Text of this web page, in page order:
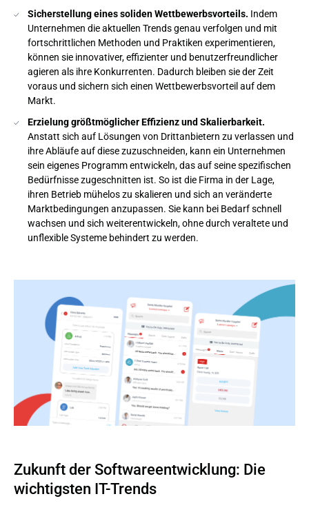
Sicherstellung eines soliden Wettbewerbsvorteils. Indem
Unternehmen die aktuellen Trends genau verfolgen und mit
fortschrittlichen Methoden und Praktiken experimentieren,
können sie innovativer, effizienter und benutzerfreundlicher
agieren als ihre Konkurrenten. Dadurch bleiben sie der Zeit
voraus und sichern sich einen Wettbewerbsvorteil auf dem
Markt.
Erzielung größtmöglicher Effizienz und Skalierbarkeit.
Anstatt sich auf Lösungen von Drittanbietern zu verlassen und
ihre Abläufe auf diese zuzuschneiden, kann ein Unternehmen
sein eigenes Programm entwickeln, das auf seine spezifischen
Bedürfnisse zugeschnitten ist. So ist die Firma in der Lage,
ihren Betrieb mühelos zu skalieren und sich an veränderte
Marktbedingungen anzupassen. Sie kann bei Bedarf schnell
wachsen und sich weiterentwickeln, ohne durch veraltete und
unflexible Systeme behindert zu werden.
Zukunft der Softwareentwicklung: Die
wichtigsten IT-Trends